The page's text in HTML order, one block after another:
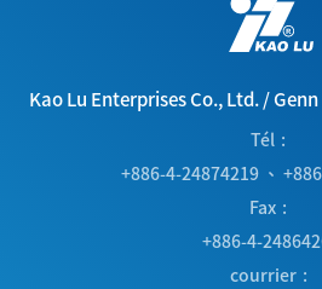
Kao Lu Enterprises Co., Ltd./
Tél
+886-4-24874219 、
Fax
+886-4-
courrier